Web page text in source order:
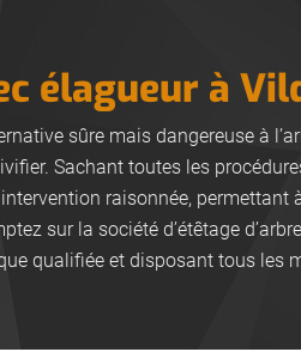
élagueur à
sûre mais dangereuse à
Sachant toutes les
raisonnée, permettant
sur la société d’étêtage
qualifiée et disposant tous les